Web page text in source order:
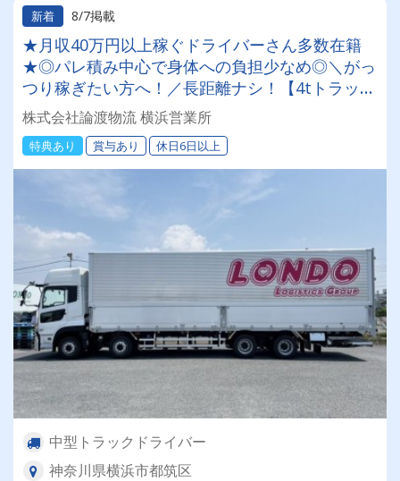
新着 8/7掲載
★月収40万円以上稼ぐドライバーさん多数在籍
★◎パレ積み中心で身体への負担少なめ◎＼がっ
つり稼ぎたい方へ！／長距離ナシ！【4tトラック
ドライバー】無料の保養所あり #賞与年2回 ＼入
社祝い金10万円支給／女性ドライバーも活躍中！
株式会社論渡物流 横浜営業所
特典あり 賞与あり 休日6日以上
中型トラックドライバー
神奈川県横浜市都筑区